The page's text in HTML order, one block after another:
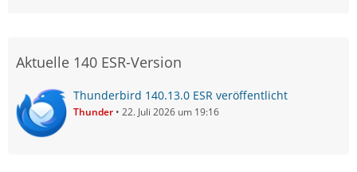
Aktuelle 140 ESR-Version
Thunderbird 140.13.0 ESR veröffentlicht
Thunder 22. Juli 2026 um 19:16